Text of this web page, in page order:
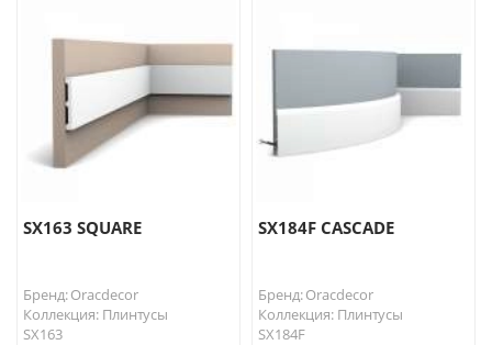
В КОРЗИНУ
SX163 SQUARE
Бренд: Oracdecor
Коллекция: Плинтусы
SX163
SX184F CASCADE
Бренд: Oracdecor
Коллекция: Плинтусы
SX184F